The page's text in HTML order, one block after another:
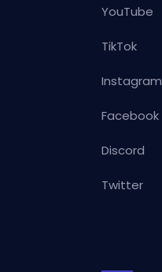
YouTube
TikTok
Instagram
Facebook
Discord
Twitter